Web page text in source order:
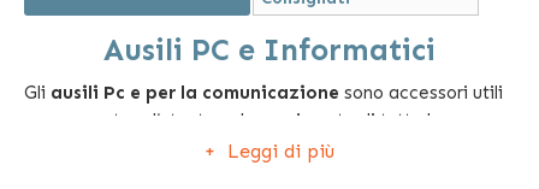
Ausili PC e Informatici
Gli ausili Pc e per la comunicazione sono accessori utili
per supportare l’utente nel compimento di tutte le
principali operazioni di utilizzo del personal computer e
Leggi di più